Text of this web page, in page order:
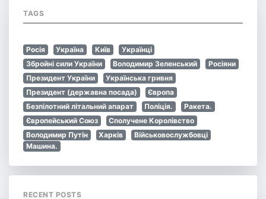
TAGS
Росія Україна Київ
Українці
Збройні сили України
Володимир Зеленський
Росіяни
Президент України
Українська гривня
Президент (державна посада)
Європа
Безпілотний літальний апарат
Поліція.
Ракета.
Європейський Союз
Сполучене Королівство
Володимир Путін
Харків
Військовослужбовці
Машина.
RECENT POSTS